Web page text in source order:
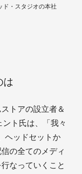
・スタジオの本社
は
トアの設立者＆
ト氏は、「我々
ヘッドセットか
の全てのメディ
なっていくこと